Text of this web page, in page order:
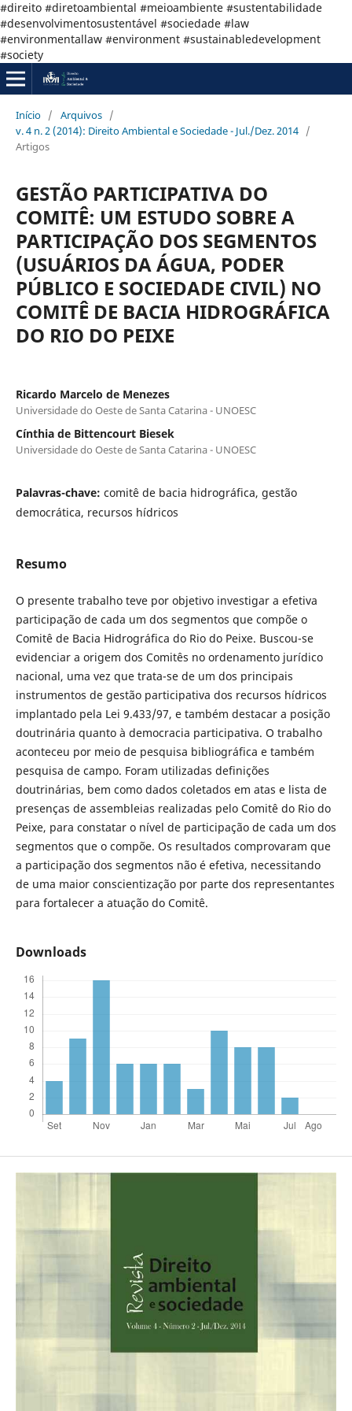
#direito #diretoambiental #meioambiente #sustentabilidade
#desenvolvimentosustentável #sociedade #law
#environmentallaw #environment #sustainabledevelopment
#society
Início / Arquivos /
v. 4 n. 2 (2014): Direito Ambiental e Sociedade - Jul./Dez. 2014 /
Artigos
GESTÃO PARTICIPATIVA DO
COMITÊ: UM ESTUDO SOBRE A
PARTICIPAÇÃO DOS SEGMENTOS
(USUÁRIOS DA ÁGUA, PODER
PÚBLICO E SOCIEDADE CIVIL) NO
COMITÊ DE BACIA HIDROGRÁFICA
DO RIO DO PEIXE
Ricardo Marcelo de Menezes
Universidade do Oeste de Santa Catarina - UNOESC
Cínthia de Bittencourt Biesek
Universidade do Oeste de Santa Catarina - UNOESC
Palavras-chave: comitê de bacia hidrográfica, gestão
democrática, recursos hídricos
Resumo
O presente trabalho teve por objetivo investigar a efetiva
participação de cada um dos segmentos que compõe o
Comitê de Bacia Hidrográfica do Rio do Peixe. Buscou-se
evidenciar a origem dos Comitês no ordenamento jurídico
nacional, uma vez que trata-se de um dos principais
instrumentos de gestão participativa dos recursos hídricos
implantado pela Lei 9.433/97, e também destacar a posição
doutrinária quanto à democracia participativa. O trabalho
aconteceu por meio de pesquisa bibliográfica e também
pesquisa de campo. Foram utilizadas definições
doutrinárias, bem como dados coletados em atas e lista de
presenças de assembleias realizadas pelo Comitê do Rio do
Peixe, para constatar o nível de participação de cada um dos
segmentos que o compõe. Os resultados comprovaram que
a participação dos segmentos não é efetiva, necessitando
de uma maior conscientização por parte dos representantes
para fortalecer a atuação do Comitê.
Downloads